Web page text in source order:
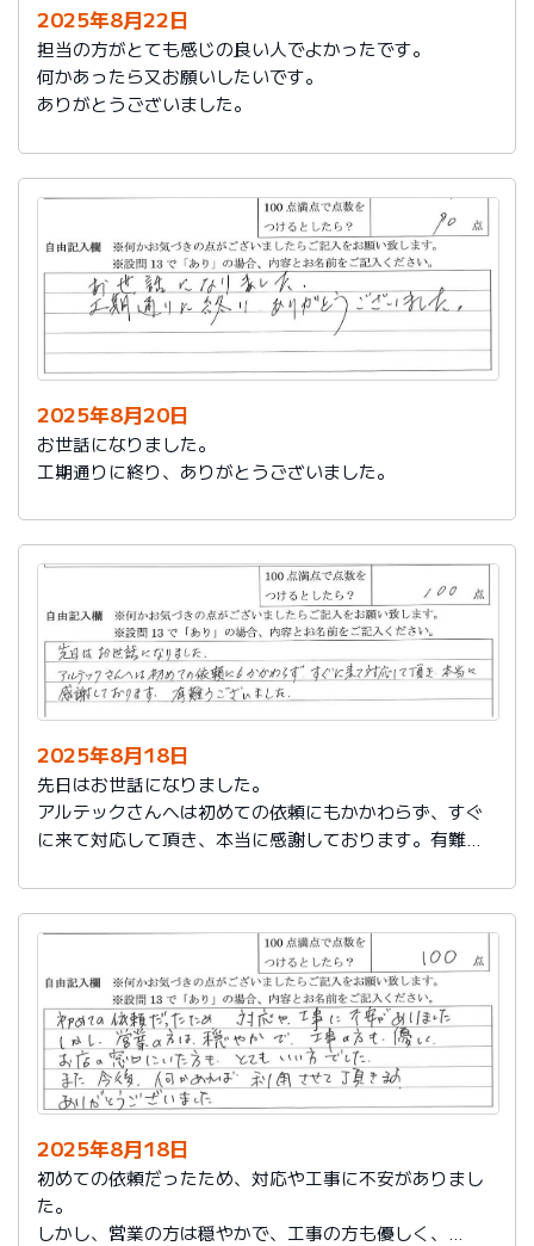
2025年8月22日
担当の方がとても感じの良い人でよかったです。
何かあったら又お願いしたいです。
ありがとうございました。
2025年8月20日
お世話になりました。
工期通りに終り、ありがとうございました。
2025年8月18日
先日はお世話になりました。
アルテックさんへは初めての依頼にもかかわらず、すぐ
に来て対応して頂き、本当に感謝しております。有難う
2025年8月18日
初めての依頼だったため、対応や工事に不安がありまし
た。
しかし、営業の方は穏やかで、工事の方も優しく、